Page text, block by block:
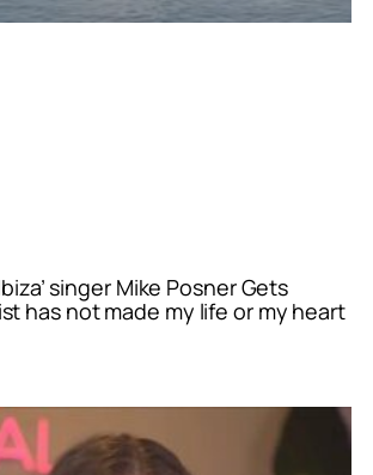
singer Mike Posner Gets
has not made my life or my heart